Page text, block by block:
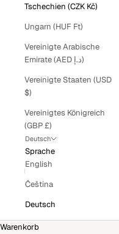
Tschechien (CZK Kč)
Ungarn (HUF Ft)
Vereinigte Arabische
Emirate (AED د.إ)
Vereinigte Staaten (USD
$)
Vereinigtes Königreich
(GBP £)
Deutsch
Sprache
English
Čeština
Deutsch
Warenkorb